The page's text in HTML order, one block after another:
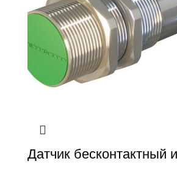
Датчик